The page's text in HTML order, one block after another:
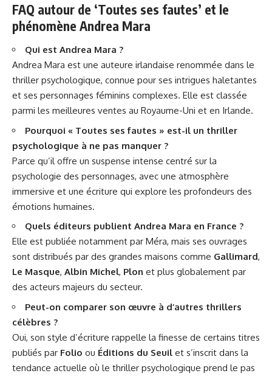
FAQ autour de ‘Toutes ses fautes’ et le
phénomène Andrea Mara
Qui est Andrea Mara ?
Andrea Mara est une auteure irlandaise renommée dans le
thriller psychologique, connue pour ses intrigues haletantes
et ses personnages féminins complexes. Elle est classée
parmi les meilleures ventes au Royaume-Uni et en Irlande.
Pourquoi « Toutes ses fautes » est-il un thriller
psychologique à ne pas manquer ?
Parce qu’il offre un suspense intense centré sur la
psychologie des personnages, avec une atmosphère
immersive et une écriture qui explore les profondeurs des
émotions humaines.
Quels éditeurs publient Andrea Mara en France ?
Elle est publiée notamment par Méra, mais ses ouvrages
sont distribués par des grandes maisons comme Gallimard,
Le Masque, Albin Michel, Plon et plus globalement par
des acteurs majeurs du secteur.
Peut-on comparer son œuvre à d’autres thrillers
célèbres ?
Oui, son style d’écriture rappelle la finesse de certains titres
publiés par Folio ou Éditions du Seuil et s’inscrit dans la
tendance actuelle où le thriller psychologique prend le pas